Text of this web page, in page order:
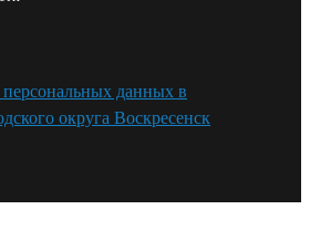
данных в
округа Воскресенск